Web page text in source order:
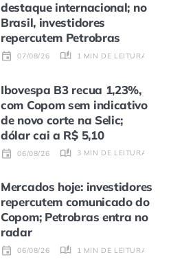
destaque internacional; no
Brasil, investidores
repercutem Petrobras
07/08/26 1 MIN DE LEITURA
Ibovespa B3 recua 1,23%,
com Copom sem indicativo
de novo corte na Selic;
dólar cai a R$ 5,10
06/08/26 3 MIN DE LEITURA
Mercados hoje: investidores
repercutem comunicado do
Copom; Petrobras entra no
radar
06/08/26 1 MIN DE LEITURA